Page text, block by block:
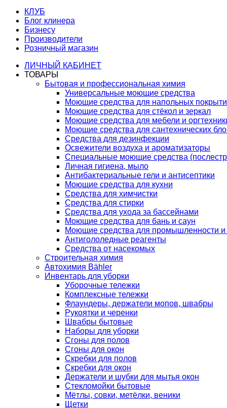
КЛУБ
Блог клинера
Бизнесу
Производители
Розничный магазин
ЛИЧНЫЙ КАБИНЕТ
ТОВАРЫ
Бытовая и профессиональная химия
Универсальные моющие средства
Моющие средства для напольных
Моющие средства для стёкол и зеркал
Моющие средства для мебели и
Моющие средства для сантехнических
Средства для дезинфекции
Освежители воздуха и ароматизаторы
Специальные моющие средства
Личная гигиена, мыло
Антибактериальные гели и антисептики
Моющие средства для кухни
Средства для химчистки
Средства для стирки
Средства для ухода за бассейнами
Моющие средства для бань и саун
Моющие средства для промышленности и
Антигололедные реагенты
Средства от насекомых
Строительная химия
Автохимия Bähler
Инвентарь для уборки
Уборочные тележки
Комплексные тележки
Флаундеры, держатели мопов, швабры
Рукоятки и черенки
Швабры бытовые
Наборы для уборки
Сгоны для полов
Сгоны для окон
Скребки для полов
Скребки для окон
Держатели и шубки для мытья окон
Стекломойки бытовые
Мётлы, совки, метёлки, веники
Щетки